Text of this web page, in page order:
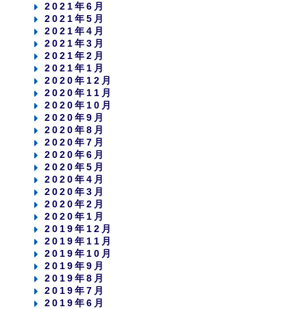
2021年6月
2021年5月
2021年4月
2021年3月
2021年2月
2021年1月
2020年12月
2020年11月
2020年10月
2020年9月
2020年8月
2020年7月
2020年6月
2020年5月
2020年4月
2020年3月
2020年2月
2020年1月
2019年12月
2019年11月
2019年10月
2019年9月
2019年8月
2019年7月
2019年6月